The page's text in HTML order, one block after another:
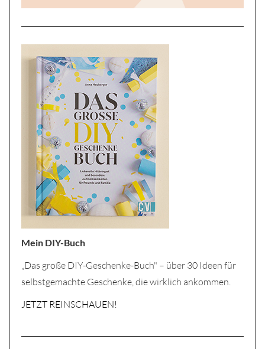
Mein DIY-Buch
„Das große DIY-Geschenke-Buch" – über 30 Ideen für
selbstgemachte Geschenke, die wirklich ankommen.
JETZT REINSCHAUEN!